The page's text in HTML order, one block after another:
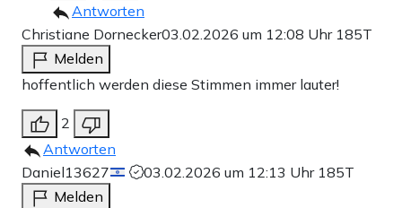
Antworten
Christiane Dornecker03.02.2026 um 12:08 Uhr 185T
Melden
hoffentlich werden diese Stimmen immer lauter!
2
Antworten
Daniel13627
03.02.2026 um 12:13 Uhr 185T
Melden